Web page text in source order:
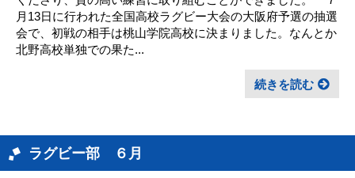
月13日に行われた全国高校ラグビー大会の大阪府予選の抽選
会で、初戦の相手は桃山学院高校に決まりました。なんとか
北野高校単独での果た...
続きを読む
ラグビー部 ６月